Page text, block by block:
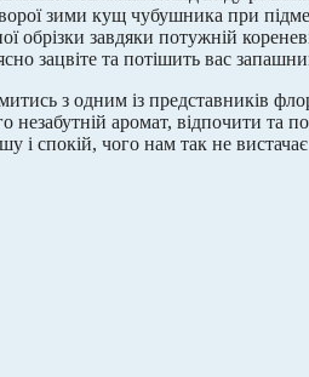
зими кущ чубушника при
обрізки завдяки потужній
зацвіте та потішить вас
з одним із представників
незабутній аромат, відпочити та
і спокій, чого нам так не